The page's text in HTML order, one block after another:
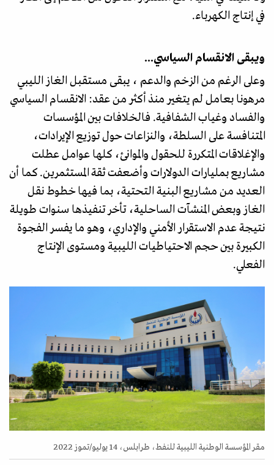
في إنتاج الكهرباء.
ويبقى الانقسام السياسي...
وعلى الرغم من الزخم والدعم ، يبقى مستقبل الغاز الليبي
مرهونا بعامل لم يتغير منذ أكثر من عقد: الانقسام السياسي
والفساد وغياب الشفافية. فالخلافات بين المؤسسات
المتنافسة على السلطة، والنزاعات حول توزيع الإيرادات،
والإغلاقات المتكررة للحقول والموانئ، كلها عوامل عطلت
مشاريع بمليارات الدولارات وأضعفت ثقة المستثمرين. كما أن
العديد من مشاريع البنية التحتية، بما فيها خطوط نقل
الغاز وبعض المنشآت الساحلية، تأخر تنفيذها سنوات طويلة
نتيجة عدم الاستقرار الأمني والإداري، وهو ما يفسر الفجوة
الكبيرة بين حجم الاحتياطيات الليبية ومستوى الإنتاج
الفعلي.
مقر المؤسسة الوطنية الليبية للنفط، طرابلس، 14 يوليو/تموز 2022